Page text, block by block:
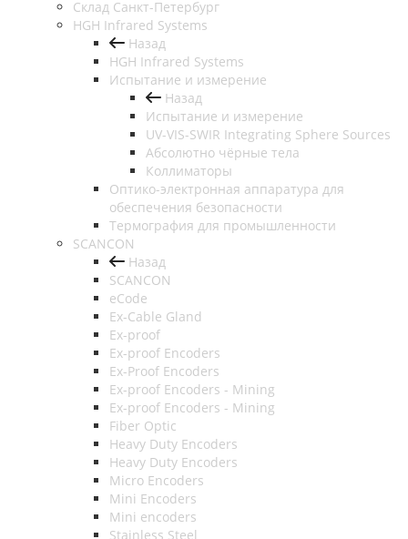
Cклад Санкт-Петербург
HGH Infrared Systems
Назад
HGH Infrared Systems
Испытание и измерение
Назад
Испытание и измерение
UV-VIS-SWIR Integrating Sphere Sources
Абсолютно чёрные тела
Коллиматоры
Оптико-электронная аппаратура для
обеспечения безопасности
Термография для промышленности
SCANCON
Назад
SCANCON
eCode
Ex-Cable Gland
Ex-proof
Ex-proof Encoders
Ex-Proof Encoders
Ex-proof Encoders - Mining
Ex-proof Encoders - Mining
Fiber Optic
Heavy Duty Encoders
Heavy Duty Encoders
Micro Encoders
Mini Encoders
Mini encoders
Stainless Steel